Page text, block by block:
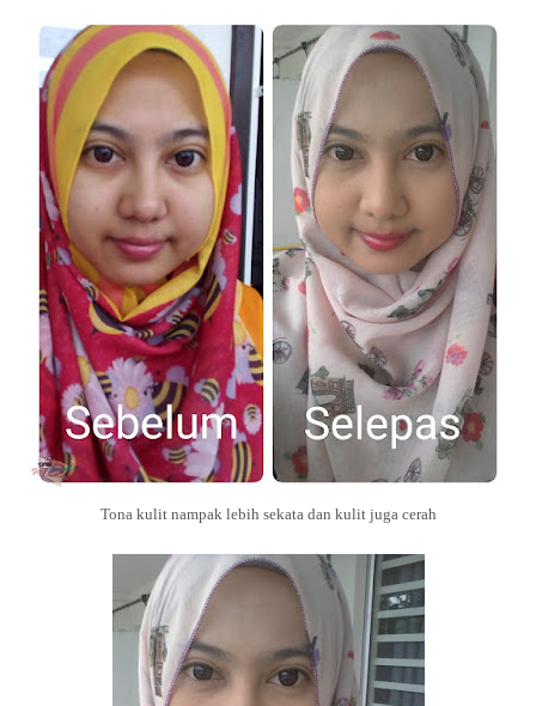
Tona kulit nampak lebih sekata dan kulit juga cerah